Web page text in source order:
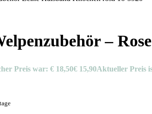
– Rose
Preis war: € 18,50€ 15,90Aktueller Preis